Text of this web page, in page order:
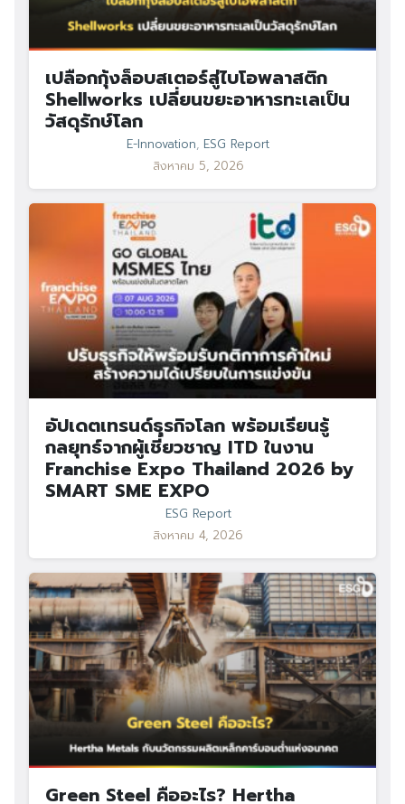
เปลือกกุ้งล็อบสเตอร์สู่ไบโอพลาสติก
Shellworks เปลี่ยนขยะอาหารทะเลเป็น
วัสดุรักษ์โลก
E-Innovation, ESG Report
สิงหาคม 5, 2026
อัปเดตเทรนด์ธุรกิจโลก พร้อมเรียนรู้
กลยุทธ์จากผู้เชี่ยวชาญ ITD ในงาน
Franchise Expo Thailand 2026 by
SMART SME EXPO
ESG Report
สิงหาคม 4, 2026
Green Steel คืออะไร? Hertha